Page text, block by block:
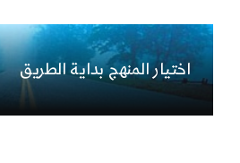
اختيار المنهج بداية الطريق